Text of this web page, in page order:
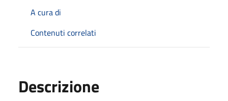
A cura di
Contenuti correlati
Descrizione